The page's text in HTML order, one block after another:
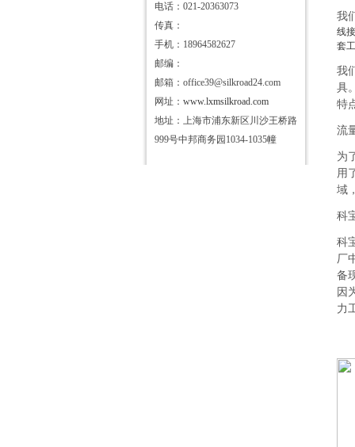
电话：021-20363073
传真：
手机：18964582627
邮编：
邮箱：office39@silkroad24.com
网址： www.lxmsilkroad.com
地址：上海市浦东新区川沙王桥路
999号中邦商务园1034-1035幢
我
线
套
我
具
特
流
为
用
域
科
科
厂
备
因
力